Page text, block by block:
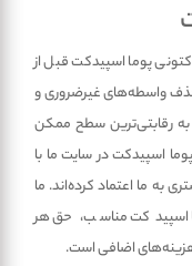
پوما اسپیدکت قبل از
حذف واسطه‌های غیرضروری و
به رقابتی‌ترین سطح ممکن
اسپیدکت در سایت ما با
به ما اعتماد کرده‌اند. ما
مناسب، حق هر
اضافی است.